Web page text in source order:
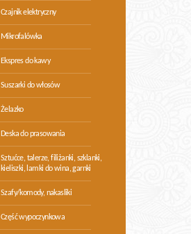
Czajnik elektryczny
Mikrofalówka
Ekspres do kawy
Suszarki do włosów
Żelazko
Deska do prasowania
Sztućce, talerze, filiżanki, szklanki,
kieliszki, lamki do wina, garnki
Szafy/komody, nakasliki
Część wypoczynkowa